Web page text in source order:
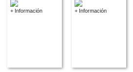
+ Información + Información